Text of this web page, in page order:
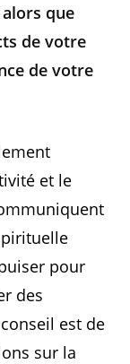
que
de votre
de votre
et le
pour
des
est de
sur la